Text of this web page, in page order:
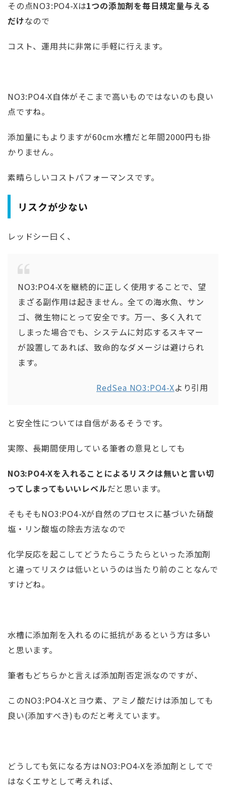
その点NO3:PO4-Xは1つの添加剤を毎日規定量与える
だけなので
コスト、運用共に非常に手軽に行えます。
NO3:PO4-X自体がそこまで高いものではないのも良い
点ですね。
添加量にもよりますが60cm水槽だと年間2000円も掛
かりません。
素晴らしいコストパフォーマンスです。
リスクが少ない
レッドシー曰く、
NO3:PO4-Xを継続的に正しく使用することで、望
まざる副作用は起きません。全ての海水魚、サン
ゴ、微生物にとって安全です。万一、多く入れて
しまった場合でも、システムに対応するスキマー
が設置してあれば、致命的なダメージは避けられ
ます。
RedSea NO3:PO4-Xより引用
と安全性については自信があるそうです。
実際、長期間使用している筆者の意見としても
NO3:PO4-Xを入れることによるリスクは無いと言い切
ってしまってもいいレベルだと思います。
そもそもNO3:PO4-Xが自然のプロセスに基づいた硝酸
塩・リン酸塩の除去方法なので
化学反応を起こしてどうたらこうたらといった添加剤
と違ってリスクは低いというのは当たり前のことなんで
すけどね。
水槽に添加剤を入れるのに抵抗があるという方は多い
と思います。
筆者もどちらかと言えば添加剤否定派なのですが、
このNO3:PO4-Xとヨウ素、アミノ酸だけは添加しても
良い(添加すべき)ものだと考えています。
どうしても気になる方はNO3:PO4-Xを添加剤としてで
はなくエサとして考えれば、